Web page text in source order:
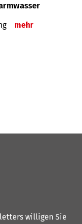
mehr
willigen Sie